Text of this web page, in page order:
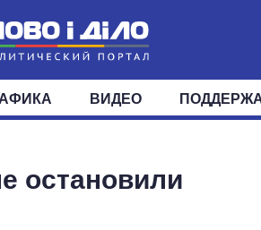
ЭКОНОМИКА ОБЩЕСТВО
КОМИТЕТЫ ФРАКЦИИ ОКРУГА
ВИДЕО
остановили